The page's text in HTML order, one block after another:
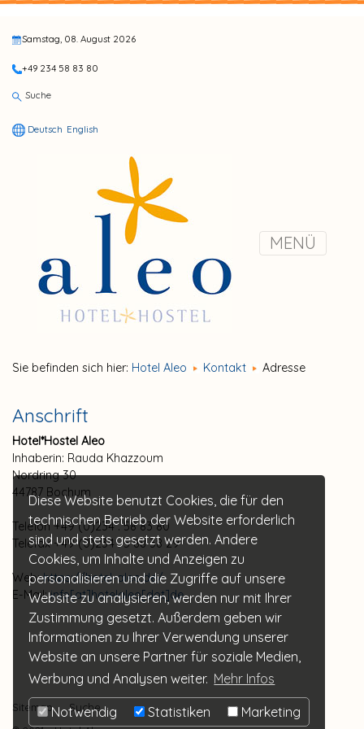
Diese Website benutzt Cookies, die für den
technischen Betrieb der Website erforderlich
sind und stets gesetzt werden. Andere
Cookies, um Inhalte und Anzeigen zu
personalisieren und die Zugriffe auf unsere
Website zu analysieren, werden nur mit Ihrer
Zustimmung gesetzt. Außerdem geben wir
Informationen zu Ihrer Verwendung unserer
Website an unsere Partner für soziale Medien,
Werbung und Analysen weiter. Mehr Infos
Notwendig Statistiken Marketing
Samstag, 08. August 2026
+49 234 58 83 80
Suche
Deutsch English
MENÜ
Sie befinden sich hier: Hotel Aleo Kontakt Adresse
Anschrift
Hotel*Hostel Aleo
Inhaberin: Rauda Khazzoum
Nordring 30
44787 Bochum
Telefon +49 (0)234 . 58 83 80
Telefax +49 (0)234 . 5 88 38 29
Web:https://hotel-aleo.de/
E-Mail:info[at]hotelaleo[dot]de
Sitemap
Suche